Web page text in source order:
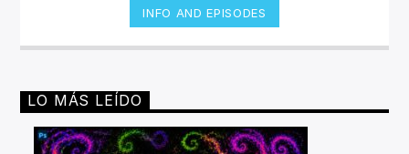
INFO AND EPISODES
LO MÁS LEÍDO